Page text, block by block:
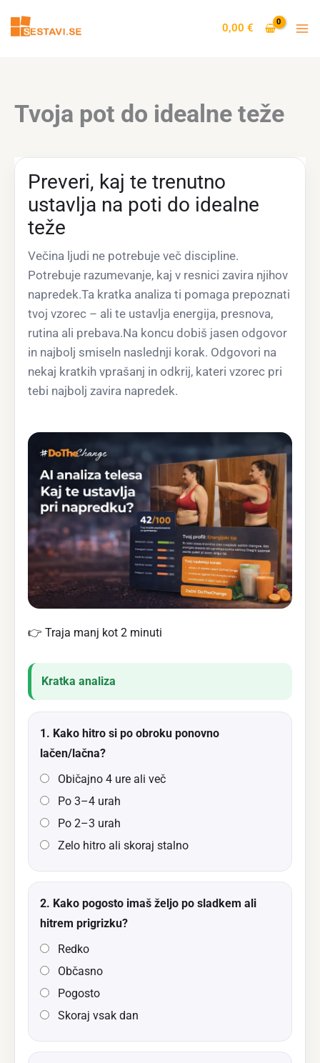
content
0,00€
Tvoja pot do idealne teže
Preveri, kaj te trenutno
ustavlja na poti do idealne
teže
Večina ljudi ne potrebuje več discipline.
Potrebuje razumevanje, kaj v resnici zavira njihov
napredek.Ta kratka analiza ti pomaga prepoznati
tvoj vzorec – ali te ustavlja energija, presnova,
rutina ali prebava.Na koncu dobiš jasen odgovor
in najbolj smiseln naslednji korak. Odgovori na
nekaj kratkih vprašanj in odkrij, kateri vzorec pri
tebi najbolj zavira napredek.
👉 Traja manj kot 2 minuti
Kratka analiza
1. Kako hitro si po obroku ponovno
lačen/lačna?
Običajno 4 ure ali več
Po 3–4 urah
Po 2–3 urah
Zelo hitro ali skoraj stalno
2. Kako pogosto imaš željo po sladkem ali
hitrem prigrizku?
Redko
Občasno
Pogosto
Skoraj vsak dan